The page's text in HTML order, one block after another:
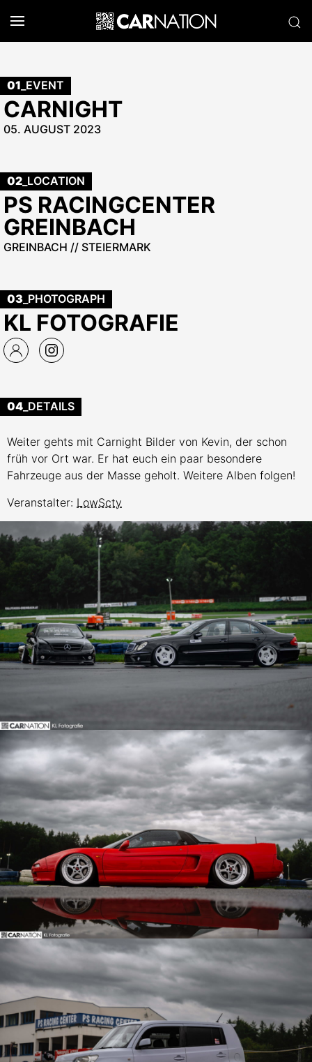
01 _EVENT
CARNIGHT
05. AUGUST 2023
02 _LOCATION
PS RACINGCENTER
GREINBACH
GREINBACH // STEIERMARK
03 _PHOTOGRAPH
KL FOTOGRAFIE
04 _DETAILS
Weiter gehts mit Carnight Bilder von Kevin, der schon
früh vor Ort war. Er hat euch ein paar besondere
Fahrzeuge aus der Masse geholt. Weitere Alben folgen!
Veranstalter: LowScty